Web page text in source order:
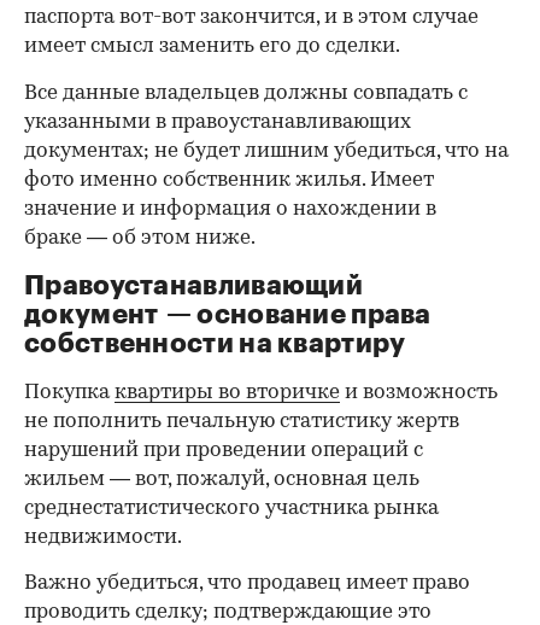
паспорта вот-вот закончится, и в этом случае
имеет смысл заменить его до сделки.
00:00 / 00:00
Все данные владельцев должны совпадать с
указанными в правоустанавливающих
документах; не будет лишним убедиться, что на
фото именно собственник жилья. Имеет
значение и информация о нахождении в
браке — об этом ниже.
Правоустанавливающий
документ — основание права
собственности на квартиру
Покупкаквартиры во вторичке и возможность
не пополнить печальную статистику жертв
нарушений при проведении операций с
жильем — вот, пожалуй, основная цель
среднестатистического участника рынка
недвижимости.
Важно убедиться, что продавец имеет право
проводить сделку; подтверждающие это